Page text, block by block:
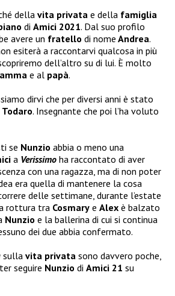
della vita privata e della famiglia
di Amici 2021. Dal suo profilo
avere un fratello di nome Andrea.
esiterà a raccontarvi qualcosa in più
dell’altro su di lui. È molto
e al papà.
dirvi che per diversi anni è stato
. Insegnante che poi l’ha voluto
se Nunzio abbia o meno una
a Verissimo ha raccontato di aver
con una ragazza, ma di non poter
era quella di mantenere la cosa
delle settimane, durante l’estate
rottura tra Cosmary e Alex è balzato
Nunzio e la ballerina di cui si continua
dei due abbia confermato.
sulla vita privata sono davvero poche,
seguire Nunzio di Amici 21 su